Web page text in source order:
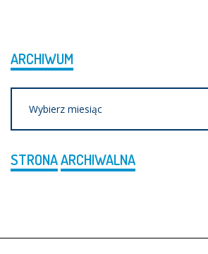
ARCHIWUM
STRONAARCHIWALNA